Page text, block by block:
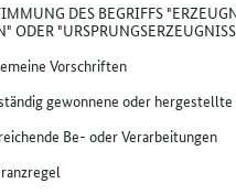
DES BEGRIFFS
ODER
Vorschriften
gewonnene oder hergestellte
Be- oder Verarbeitungen